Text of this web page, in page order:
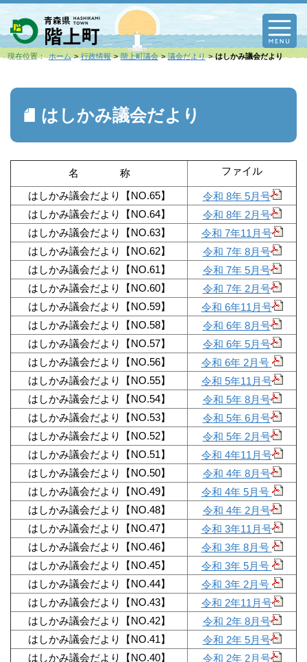
現在位置： ホーム 行政情報 階上町議会 議会だより はしかみ議会だより
はしかみ議会だより
名 称 ファイル
はしかみ議会だより【NO.65】
令和 8年 5月号
はしかみ議会だより【NO.64】
令和 8年 2月号
はしかみ議会だより【NO.63】
令和 7年11月号
はしかみ議会だより【NO.62】
令和 7年 8月号
はしかみ議会だより【NO.61】
令和 7年 5月号
はしかみ議会だより【NO.60】
令和 7年 2月号
はしかみ議会だより【NO.59】
令和 6年11月号
はしかみ議会だより【NO.58】
令和 6年 8月号
はしかみ議会だより【NO.57】
令和 6年 5月号
はしかみ議会だより【NO.56】
令和 6年 2月号
はしかみ議会だより【NO.55】
令和 5年11月号
はしかみ議会だより【NO.54】
令和 5年 8月号
はしかみ議会だより【NO.53】
令和 5年 6月号
はしかみ議会だより【NO.52】
令和 5年 2月号
はしかみ議会だより【NO.51】
令和 4年11月号
はしかみ議会だより【NO.50】
令和 4年 8月号
はしかみ議会だより【NO.49】
令和 4年 5月号
はしかみ議会だより【NO.48】
令和 4年 2月号
はしかみ議会だより【NO.47】
令和 3年11月号
はしかみ議会だより【NO.46】
令和 3年 8月号
はしかみ議会だより【NO.45】
令和 3年 5月号
はしかみ議会だより【NO.44】
令和 3年 2月号
はしかみ議会だより【NO.43】
令和 2年11月号
はしかみ議会だより【NO.42】
令和 2年 8月号
はしかみ議会だより【NO.41】
令和 2年 5月号
はしかみ議会だより【NO.40】
令和 2年 2月号